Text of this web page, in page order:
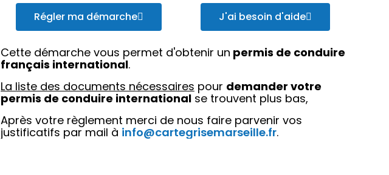
Régler ma démarche J'ai besoin d'aide
Cette démarche vous permet d'obtenir un permis de conduire
français international.
La liste des documents nécessaires pour demander votre
permis de conduire internationalse trouvent plus bas,
Après votre règlement merci de nous faire parvenir vos
justificatifs par mail à info@cartegrisemarseille.fr.